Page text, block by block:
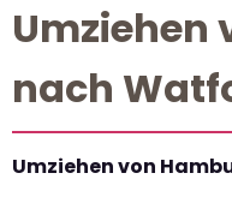
Umziehen
nach
Umziehen von